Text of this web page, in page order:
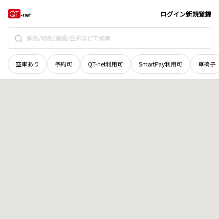
ログイン新規登録
空車あり 予約可 QT-net利用可 SmartPay利用可 車椅子
石川県